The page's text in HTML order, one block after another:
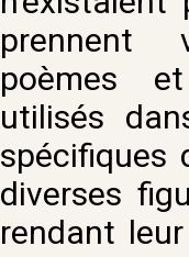
poèmes
utilisés
spécifiques
diverses
rendant